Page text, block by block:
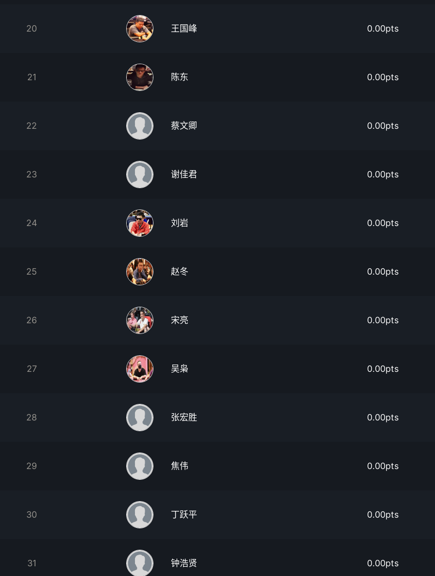
20 王国峰 0.00pts
21 陈东 0.00pts
22 蔡文卿 0.00pts
23 谢佳君 0.00pts
24 刘岩 0.00pts
25 赵冬 0.00pts
26 宋亮 0.00pts
27 吴枭 0.00pts
28 张宏胜 0.00pts
29 焦伟 0.00pts
30 丁跃平 0.00pts
31 钟浩贤 0.00pts